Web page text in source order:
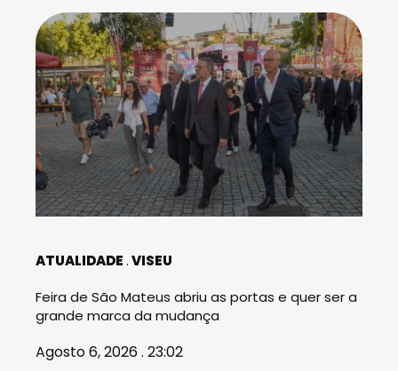
ATUALIDADE VISEU
Feira de São Mateus abriu as portas e quer ser a
grande marca da mudança
Agosto 6, 2026 . 23:02